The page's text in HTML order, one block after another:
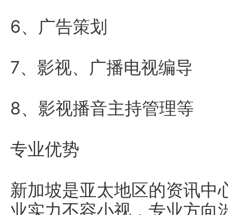
6、广告策划
7、影视、广播电视编导
8、影视播音主持管理等
专业优势
新加坡是亚太地区的资讯中
业实力不容小视，专业方向